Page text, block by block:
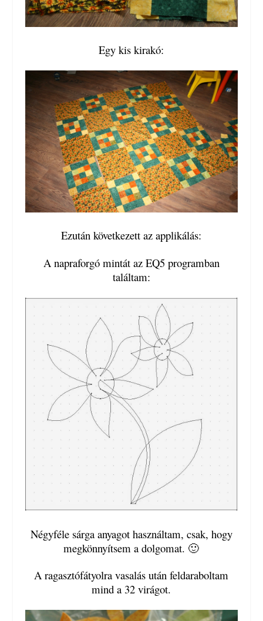
Egy kis kirakó:
Ezután következett az applikálás:
A napraforgó mintát az EQ5 programban
találtam:
Négyféle sárga anyagot használtam, csak, hogy
megkönnyítsem a dolgomat. 🙂
A ragasztófátyolra vasalás után feldaraboltam
mind a 32 virágot.